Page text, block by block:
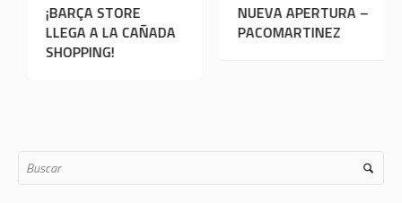
STATION
A LA CAÑADA
¡BARÇA STORE
LLEGA A LA CAÑADA
NUEVA